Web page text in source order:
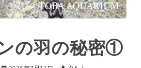
の羽の秘密①